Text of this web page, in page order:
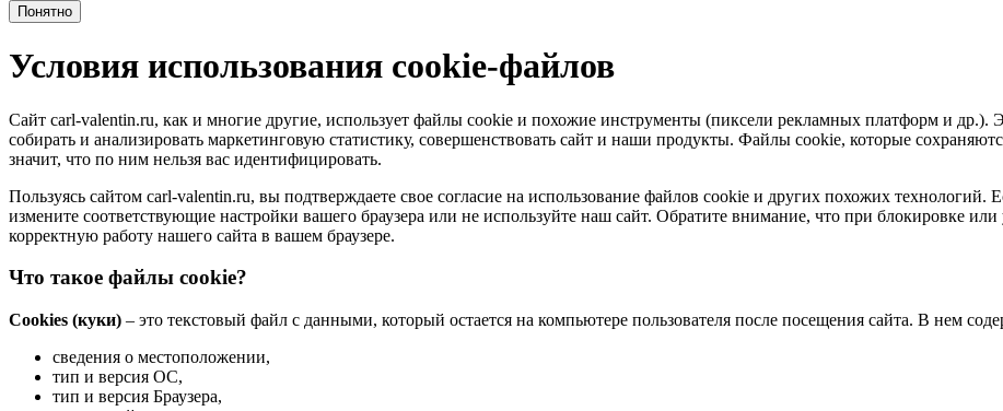
Понятно
Условия использования cookie-файлов
Сайт carl-valentin.ru, как и многие другие, использует файлы cookie и похожие инструменты (пиксели рекламных платформ и
собирать и анализировать маркетинговую статистику, совершенствовать сайт и наши продукты. Файлы сookie, которые
значит, что по ним нельзя вас идентифицировать.
Пользуясь сайтом carl-valentin.ru, вы подтверждаете свое согласие на использование файлов cookie и других похожих
измените соответствующие настройки вашего браузера или не используйте наш сайт. Обратите внимание, что при блокировке
корректную работу нашего сайта в вашем браузере.
Что такое файлы cookie?
Cookies (куки) – это текстовый файл с данными, который остается на компьютере пользователя после посещения сайта. В нем
сведения о местоположении,
тип и версия ОС,
тип и версия Браузера,